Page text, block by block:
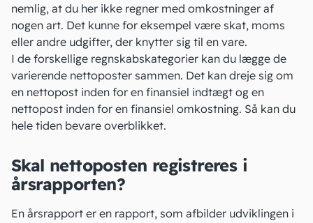
nemlig, at du her ikke regner med omkostninger af
nogen art. Det kunne for eksempel være skat, moms
eller andre udgifter, der knytter sig til en vare.
I de forskellige regnskabskategorier kan du lægge de
varierende nettoposter sammen. Det kan dreje sig om
en nettopost inden for en finansiel indtægt og en
nettopost inden for en finansiel omkostning. Så kan du
hele tiden bevare overblikket.
Skal nettoposten registreres i
årsrapporten?
En årsrapport er en rapport, som afbilder udviklingen i